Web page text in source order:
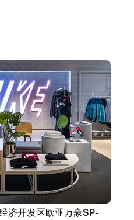
济开发区欧亚万豪SP-